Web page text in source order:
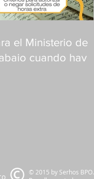
el Ministerio de
cuando hay
© 2015 by Serhos BPO.